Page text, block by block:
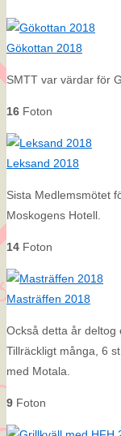
Gökottan 2018
SMTT var värdar för
16 Foton
Leksand 2018
Sista Medlemsmötet
Moskogens Hotell.
14 Foton
Masträffen 2018
Också detta år deltog
Tillräckligt många, 6
med Motala.
9 Foton